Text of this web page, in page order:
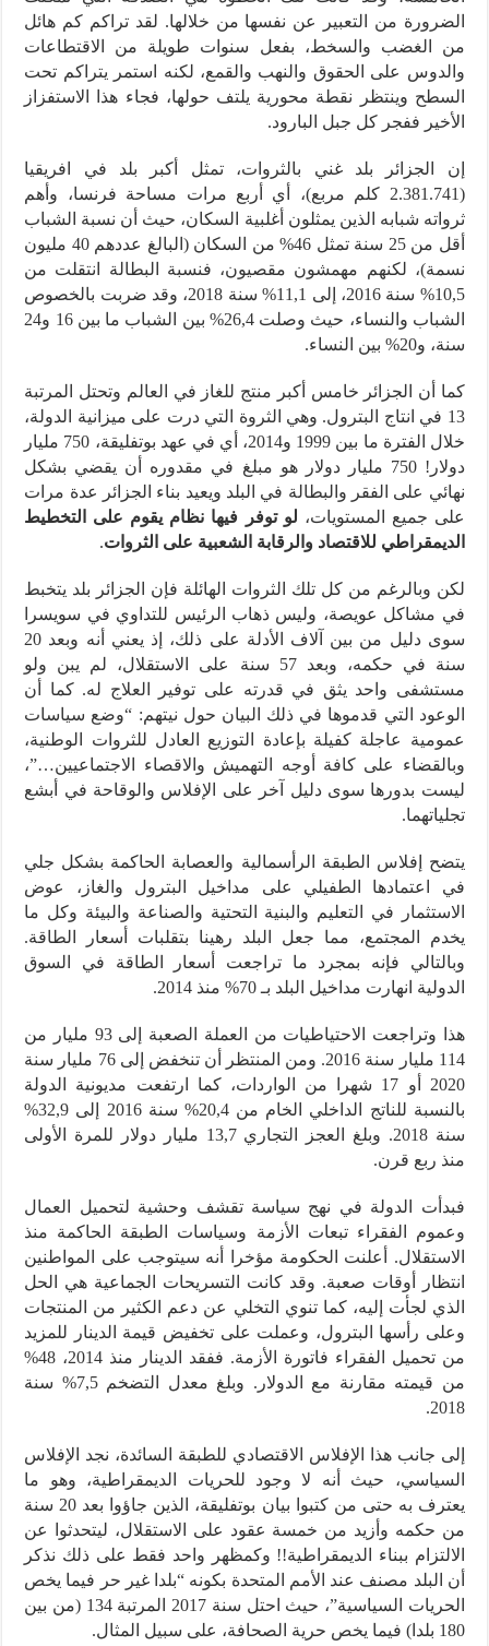
الضرورة من التعبير عن نفسها من خلالها. لقد تراكم كم هائل
من الغضب والسخط، بفعل سنوات طويلة من الاقتطاعات
والدوس على الحقوق والنهب والقمع، لكنه استمر يتراكم تحت
السطح وينتظر نقطة محورية يلتف حولها، فجاء هذا الاستفزاز
الأخير ففجر كل جبل البارود.
إن الجزائر بلد غني بالثروات، تمثل أكبر بلد في افريقيا
(2.381.741 كلم مربع)، أي أربع مرات مساحة فرنسا، وأهم
ثرواته شبابه الذين يمثلون أغلبية السكان، حيث أن نسبة الشباب
أقل من 25 سنة تمثل 46% من السكان (البالغ عددهم 40 مليون
نسمة)، لكنهم مهمشون مقصيون، فنسبة البطالة انتقلت من
10,5% سنة 2016، إلى 11,1% سنة 2018، وقد ضربت بالخصوص
الشباب والنساء، حيث وصلت 26,4% بين الشباب ما بين 16 و24
سنة، و20% بين النساء.
كما أن الجزائر خامس أكبر منتج للغاز في العالم وتحتل المرتبة
13 في انتاج البترول. وهي الثروة التي درت على ميزانية الدولة،
خلال الفترة ما بين 1999 و2014، أي في عهد بوتفليقة، 750 مليار
دولار! 750 مليار دولار هو مبلغ في مقدوره أن يقضي بشكل
نهائي على الفقر والبطالة في البلد ويعيد بناء الجزائر عدة مرات
على جميع المستويات، لو توفر فيها نظام يقوم على التخطيط
الديمقراطي للاقتصاد والرقابة الشعبية على الثروات.
لكن وبالرغم من كل تلك الثروات الهائلة فإن الجزائر بلد يتخبط
في مشاكل عويصة، وليس ذهاب الرئيس للتداوي في سويسرا
سوى دليل من بين آلاف الأدلة على ذلك، إذ يعني أنه وبعد 20
سنة في حكمه، وبعد 57 سنة على الاستقلال، لم يبن ولو
مستشفى واحد يثق في قدرته على توفير العلاج له. كما أن
الوعود التي قدموها في ذلك البيان حول نيتهم: “وضع سياسات
عمومية عاجلة كفيلة بإعادة التوزيع العادل للثروات الوطنية،
وبالقضاء على كافة أوجه التهميش والاقصاء الاجتماعيين…”،
ليست بدورها سوى دليل آخر على الإفلاس والوقاحة في أبشع
تجلياتهما.
يتضح إفلاس الطبقة الرأسمالية والعصابة الحاكمة بشكل جلي
في اعتمادها الطفيلي على مداخيل البترول والغاز، عوض
الاستثمار في التعليم والبنية التحتية والصناعة والبيئة وكل ما
يخدم المجتمع، مما جعل البلد رهينا بتقلبات أسعار الطاقة.
وبالتالي فإنه بمجرد ما تراجعت أسعار الطاقة في السوق
الدولية انهارت مداخيل البلد بـ 70% منذ 2014.
هذا وتراجعت الاحتياطيات من العملة الصعبة إلى 93 مليار من
114 مليار سنة 2016. ومن المنتظر أن تنخفض إلى 76 مليار سنة
2020 أو 17 شهرا من الواردات، كما ارتفعت مديونية الدولة
بالنسبة للناتج الداخلي الخام من 20,4% سنة 2016 إلى 32,9%
سنة 2018. وبلغ العجز التجاري 13,7 مليار دولار للمرة الأولى
منذ ربع قرن.
فبدأت الدولة في نهج سياسة تقشف وحشية لتحميل العمال
وعموم الفقراء تبعات الأزمة وسياسات الطبقة الحاكمة منذ
الاستقلال. أعلنت الحكومة مؤخرا أنه سيتوجب على المواطنين
انتظار أوقات صعبة. وقد كانت التسريحات الجماعية هي الحل
الذي لجأت إليه، كما تنوي التخلي عن دعم الكثير من المنتجات
وعلى رأسها البترول، وعملت على تخفيض قيمة الدينار للمزيد
من تحميل الفقراء فاتورة الأزمة. ففقد الدينار منذ 2014، 48%
من قيمته مقارنة مع الدولار. وبلغ معدل التضخم 7,5% سنة
2018.
إلى جانب هذا الإفلاس الاقتصادي للطبقة السائدة، نجد الإفلاس
السياسي، حيث أنه لا وجود للحريات الديمقراطية، وهو ما
يعترف به حتى من كتبوا بيان بوتفليقة، الذين جاؤوا بعد 20 سنة
من حكمه وأزيد من خمسة عقود على الاستقلال، ليتحدثوا عن
الالتزام ببناء الديمقراطية!! وكمظهر واحد فقط على ذلك نذكر
أن البلد مصنف عند الأمم المتحدة بكونه “بلدا غير حر فيما يخص
الحريات السياسية”، حيث احتل سنة 2017 المرتبة 134 (من بين
180 بلدا) فيما يخص حرية الصحافة، على سبيل المثال.